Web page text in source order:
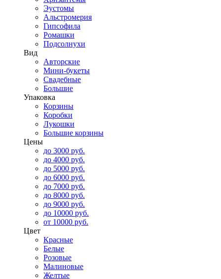
Эустомы
Альстромерия
Гипсофила
Ромашки
Подсолнухи
Вид
Авторские
Мини-букеты
Свадебные
Большие
Упаковка
Корзины
Коробки
Лукошки
Большие корзины
Цены
до 3000 руб.
до 4000 руб.
до 5000 руб.
до 6000 руб.
до 7000 руб.
до 8000 руб.
до 9000 руб.
до 10000 руб.
от 10000 руб.
Цвет
Красные
Белые
Розовые
Малиновые
Желтые